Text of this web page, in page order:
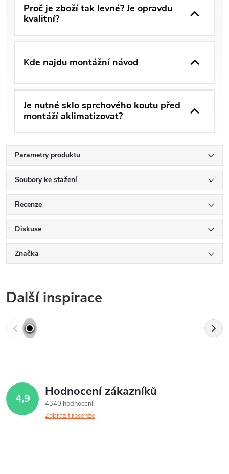
Proč je zboží tak levné? Je opravdu
kvalitní?
Kde najdu montážní návod
Je nutné sklo sprchového koutu před
montáží aklimatizovat?
Parametry produktu
Soubory ke stažení
Recenze
Diskuse
Značka
Další inspirace
4,9 Hodnocení zákazníků
4340 hodnocení
Zobrazit recenze